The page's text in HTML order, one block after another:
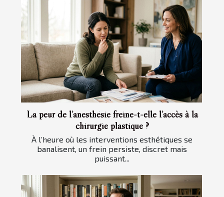
La peur de l’anesthésie freine-t-elle l’accès à la
chirurgie plastique ?
À l’heure où les interventions esthétiques se
banalisent, un frein persiste, discret mais
puissant...